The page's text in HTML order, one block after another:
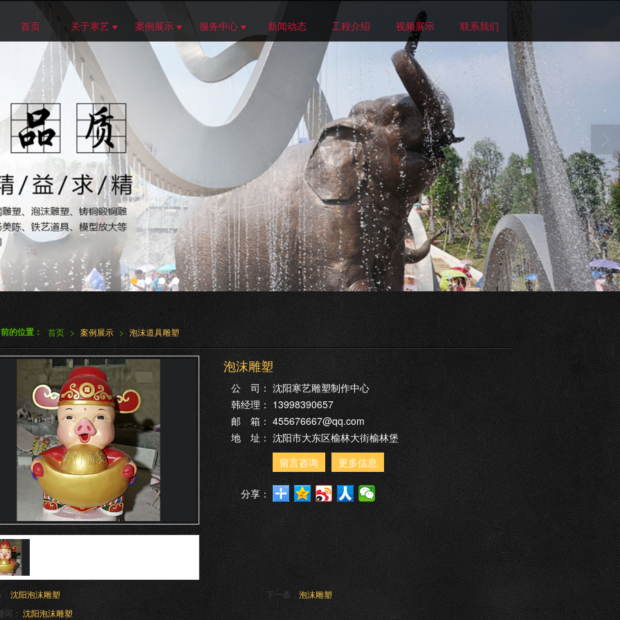
首页 关于寒艺 案例展示 服务中心 新闻动态 工程介绍 视频展示 联系我们
的位置： 首页 > 案例展示 > 泡沫道具雕塑
泡沫雕塑
公 司： 沈阳寒艺雕塑制作中心
韩经理： 13998390657
邮 箱： 455676667@qq.com
地 址： 沈阳市大东区榆林大街榆林堡
留言咨询
更多信息
分享：
沈阳泡沫雕塑 下一条： 泡沫雕塑
词：沈阳泡沫雕塑